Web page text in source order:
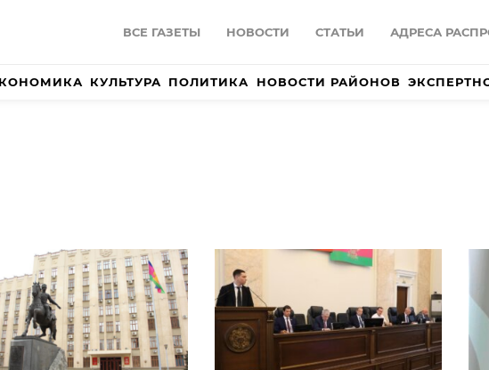
ВСЕ ГАЗЕТЫ НОВОСТИ СТАТЬИ АДРЕСА
КУЛЬТУРА ПОЛИТИКА НОВОСТИ РАЙОНОВ